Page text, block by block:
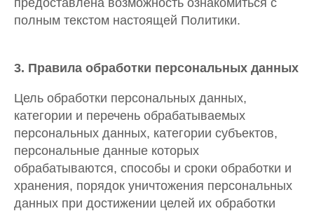
предоставлена возможность ознакомиться с
полным текстом настоящей Политики.
3. Правила обработки персональных данных
Цель обработки персональных данных,
категории и перечень обрабатываемых
персональных данных, категории субъектов,
персональные данные которых
обрабатываются, способы и сроки обработки и
хранения, порядок уничтожения персональных
данных при достижении целей их обработки